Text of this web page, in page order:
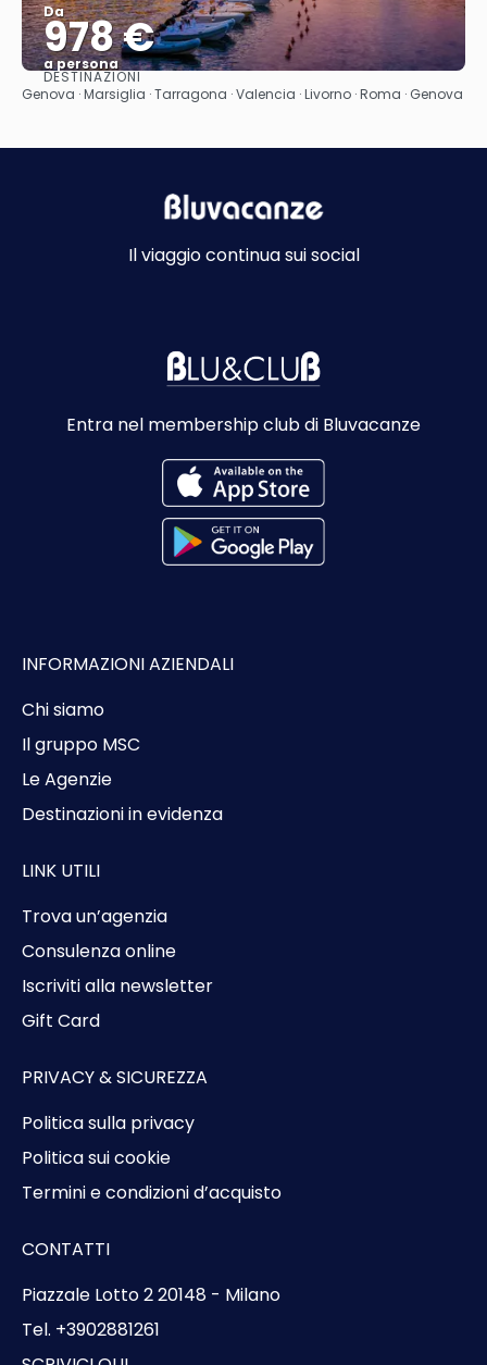
Da
978 €
a persona
Vedere
DESTINAZIONI
Genova · Marsiglia · Tarragona · Valencia · Livorno · Roma · Genova
Il viaggio continua sui social
Entra nel membership club di Bluvacanze
INFORMAZIONI AZIENDALI
Chi siamo
Il gruppo MSC
Le Agenzie
Destinazioni in evidenza
LINK UTILI
Trova un’agenzia
Consulenza online
Iscriviti alla newsletter
Gift Card
PRIVACY & SICUREZZA
Politica sulla privacy
Politica sui cookie
Termini e condizioni d’acquisto
CONTATTI
Piazzale Lotto 2 20148 - Milano
Tel. +3902881261